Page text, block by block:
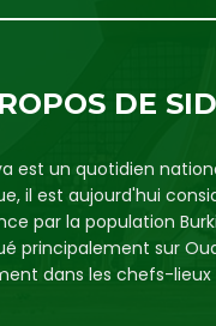
DE
est un quotidien
il est aujourd'hui
par la population
principalement sur
dans les chefs-